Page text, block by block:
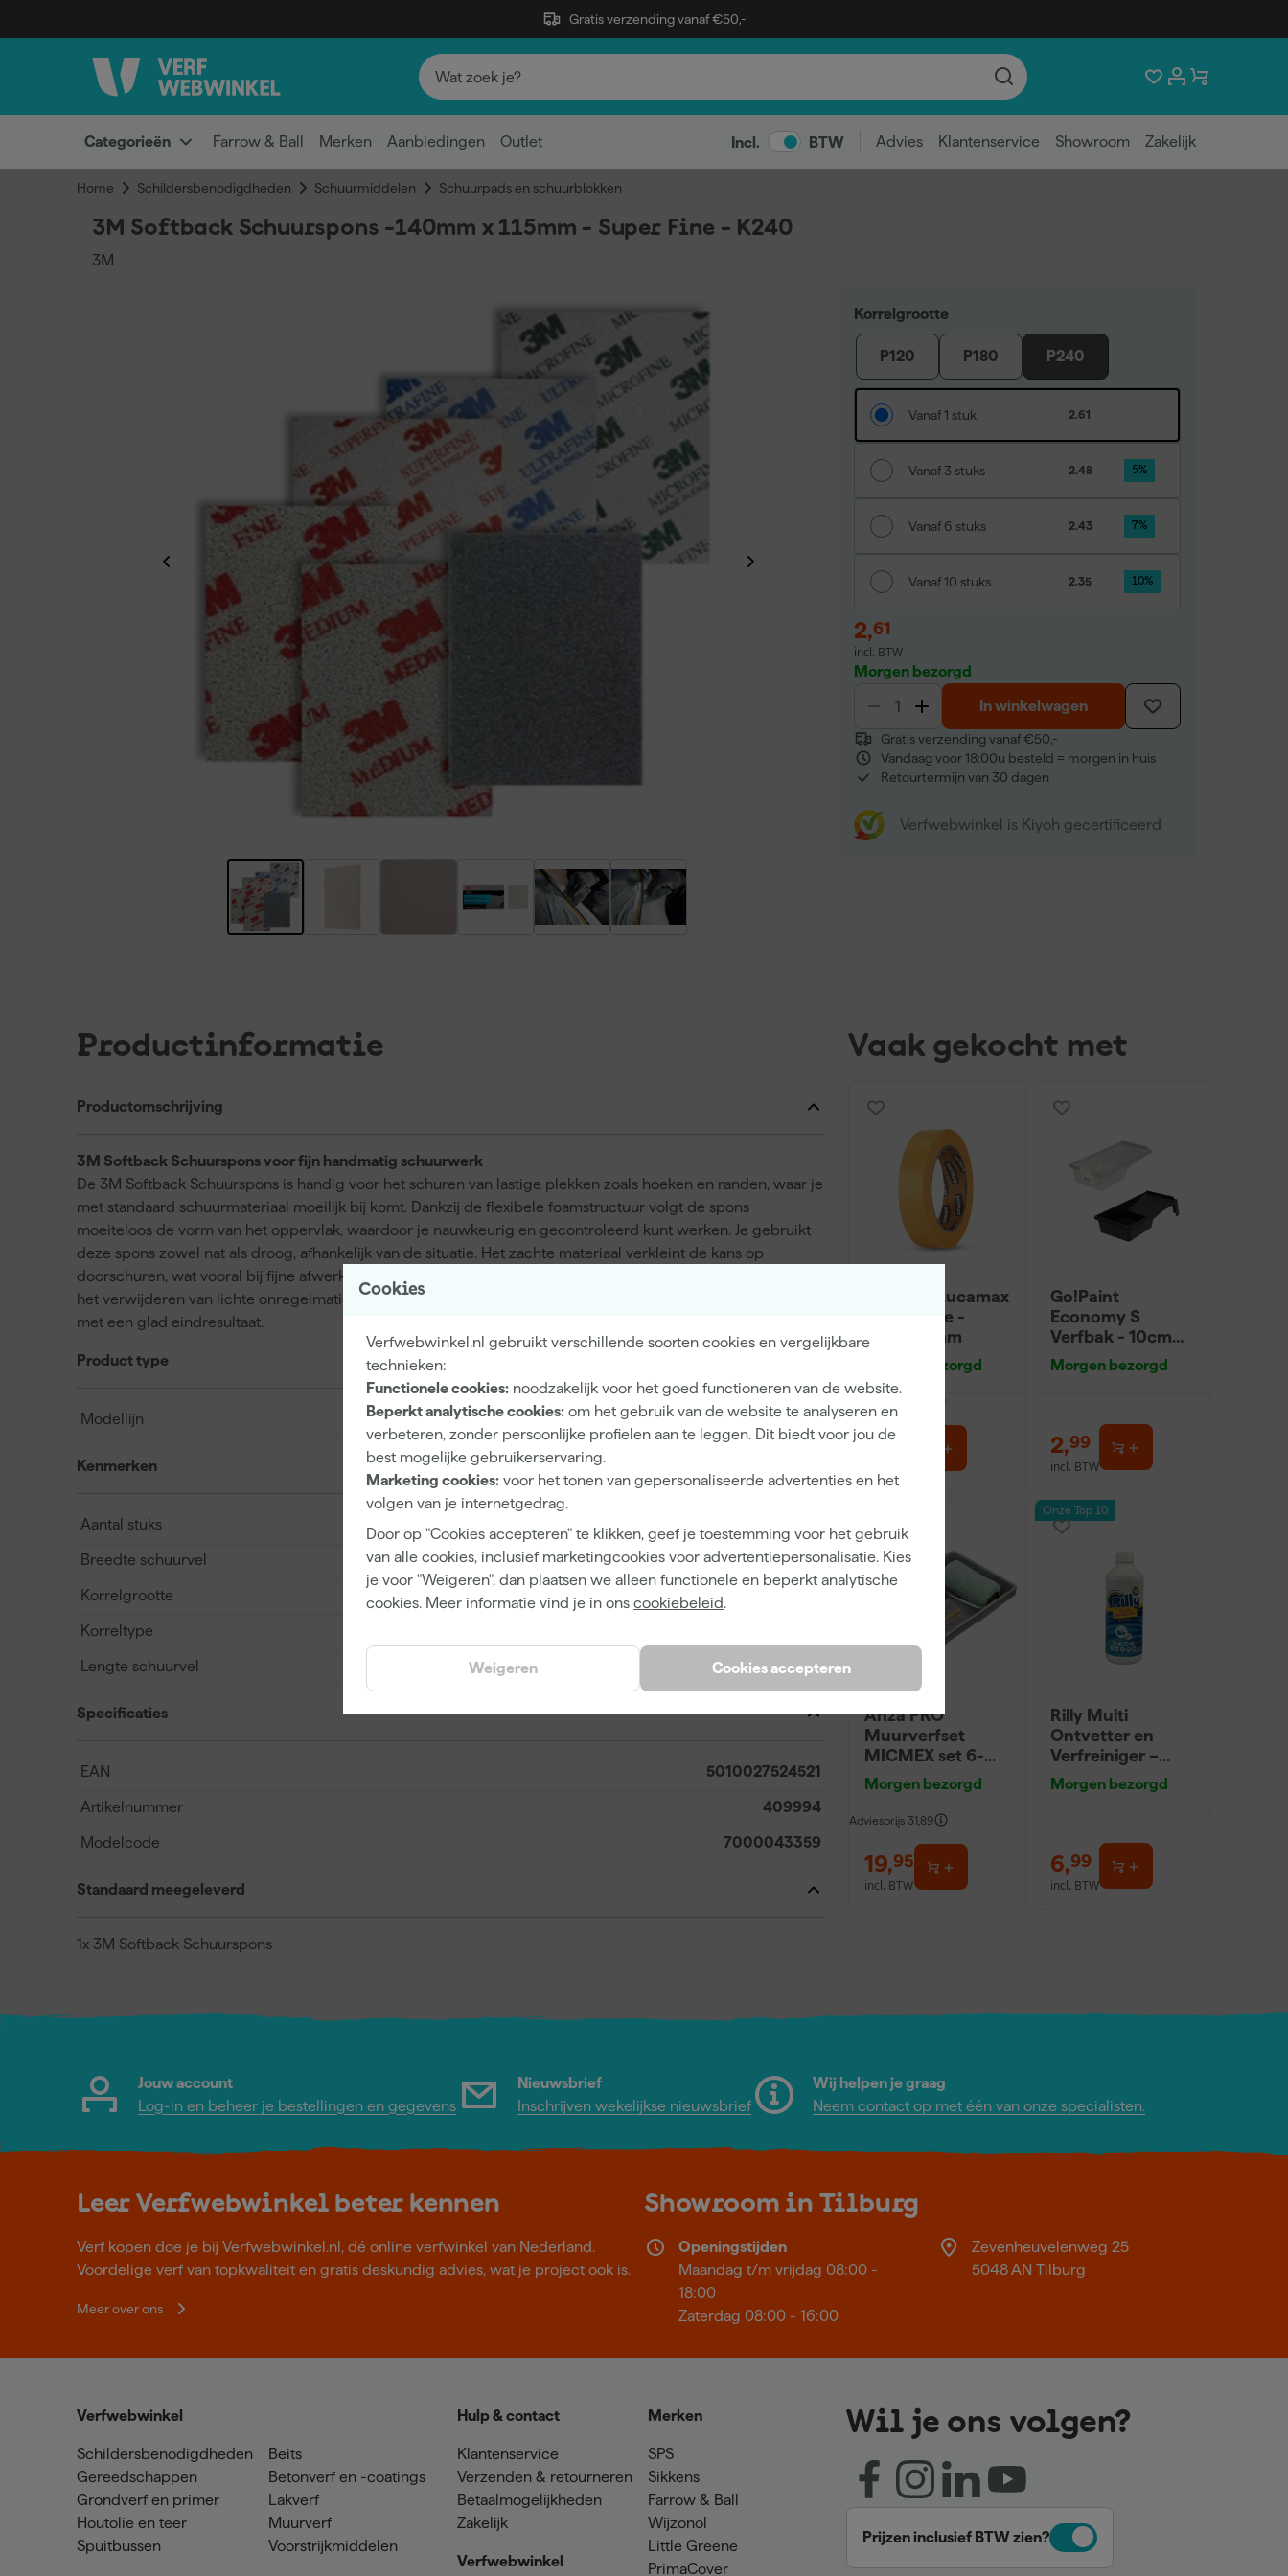
Gratis verzending vanaf €50,-
Categorieën Farrow & Ball Merken Aanbiedingen Outlet Incl. BTW Advies Klantenservice Showroom Zakelijk
Home Schildersbenodigdheden Schuurmiddelen Schuurpads en schuurblokken
Cookies
Verfwebwinkel.nl gebruikt verschillende soorten cookies en vergelijkbare
technieken:
Functionele cookies: noodzakelijk voor het goed functioneren van de website.
Beperkt analytische cookies: om het gebruik van de website te analyseren en
verbeteren, zonder persoonlijke profielen aan te leggen. Dit biedt voor jou de
best mogelijke gebruikerservaring.
Marketing cookies: voor het tonen van gepersonaliseerde advertenties en het
volgen van je internetgedrag.
Door op "Cookies accepteren" te klikken, geef je toestemming voor het gebruik
van alle cookies, inclusief marketingcookies voor advertentiepersonalisatie. Kies
je voor "Weigeren", dan plaatsen we alleen functionele en beperkt analytische
cookies. Meer informatie vind je in ons cookiebeleid.
Cookies accepteren
Weigeren
3M Softback Schuurspons -140mm x 115mm - Super Fine - K240
3M
Korrelgrootte
P120 P180 P240
Vanaf 1 stuk 2.61
Vanaf 3 stuks 2.48 5%
Vanaf 6 stuks 2.43 7%
Vanaf 10 stuks 2.35 10%
2,61
incl. BTW
Morgen bezorgd
In winkelwagen
Gratis verzending vanaf €50,-
Vandaag voor 18:00u besteld = morgen in huis
Retourtermijn van 30 dagen
Verfwebwinkel is Kiyoh gecertificeerd
Productinformatie
Productomschrijving
3M Softback Schuurspons voor fijn handmatig schuurwerk
De 3M Softback Schuurspons is handig voor het schuren van lastige plekken zoals hoeken en randen, waar je
met standaard schuurmateriaal moeilijk bij komt. Dankzij de flexibele foamstructuur volgt de spons
moeiteloos de vorm van het oppervlak, waardoor je nauwkeurig en gecontroleerd kunt werken. Je gebruikt
deze spons zowel nat als droog, afhankelijk van de situatie. Het zachte materiaal verkleint de kans op
doorschuren, wat vooral bij fijne afwerkingen belangrijk is. De spons heeft één schuurzijde en is ideaal voor
het verwijderen van lichte onregelmatigheden zoals fingermarks. Perfect voor nauwkeurige schuurklussen
met een glad eindresultaat.
Product type
Modellijn Softback
Kenmerken
Aantal stuks
Breedte schuurvel 115 mm
Korrelgrootte
Korreltype
Lengte schuurvel 140 mm
Specificaties
EAN 5010027524521
Artikelnummer 409994
Modelcode 7000043359
Standaard meegeleverd
1x 3M Softback Schuurspons
Vaak gekocht met
Paintura Lucamax
Washi tape -
50mx24mm
Morgen bezorgd
3,99
Go!Paint
Economy S
Verfbak - 10cm
Roller - 15 x 32 cm
+ 5 inzetbakken
Morgen bezorgd
2,99
incl. BTW
Anza PRO
Muurverfset
MICMEX set 6-
delig
Morgen bezorgd
Adviesprijs 31,89
19,95
incl. BTW
Onze Top 10
Rilly Multi
Ontvetter en
Verfreiniger –
0,5L
Morgen bezorgd
6,99
incl. BTW
Jouw account
Log-in en beheer je bestellingen en gegevens
Nieuwsbrief
Inschrijven wekelijkse nieuwsbrief
Wij helpen je graag
Neem contact op met één van onze specialisten.
Leer Verfwebwinkel beter kennen
Verf kopen doe je bij Verfwebwinkel.nl, dé online verfwinkel van Nederland.
Voordelige verf van topkwaliteit en gratis deskundig advies, wat je project ook is.
Meer over ons
Showroom in Tilburg
Openingstijden
Maandag t/m vrijdag 08:00 -
18:00
Zaterdag 08:00 - 16:00
Zevenheuvelenweg 25
5048 AN Tilburg
Verfwebwinkel
Schildersbenodigdheden
Gereedschappen
Grondverf en primer
Houtolie en teer
Spuitbussen
Beits
Betonverf en -coatings
Lakverf
Muurverf
Voorstrijkmiddelen
Hulp & contact
Klantenservice
Verzenden & retourneren
Betaalmogelijkheden
Zakelijk
Verfwebwinkel
Merken
SPS
Sikkens
Farrow & Ball
Wijzonol
Little Greene
PrimaCover
Wil je ons volgen?
Prijzen inclusief BTW zien?